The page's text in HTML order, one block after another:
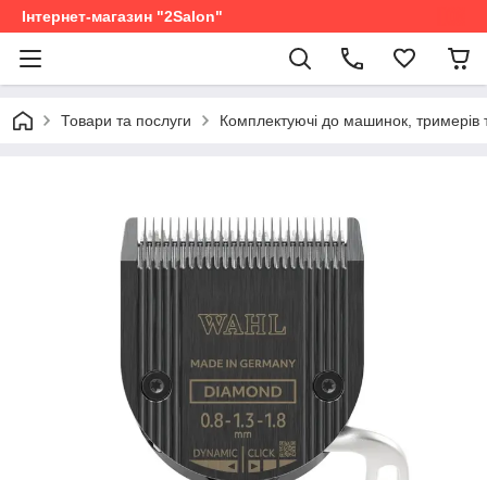
Інтернет-магазин "2Salon"
Товари та послуги Комплектуючі до машинок, тримерів